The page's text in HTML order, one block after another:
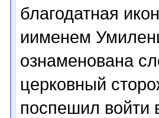
благодатная
иименем
ознаменована
церковный
поспешил войти